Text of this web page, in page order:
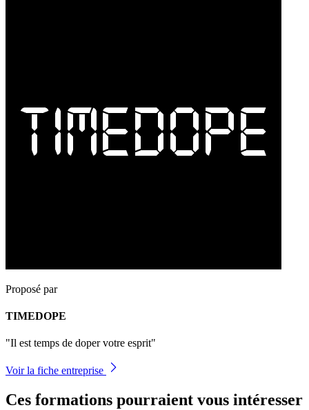
Proposé par
TIMEDOPE
"Il est temps de doper votre esprit"
Voir la fiche entreprise
Ces formations pourraient vous intéresser